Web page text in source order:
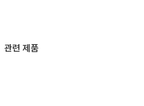
관련 제품